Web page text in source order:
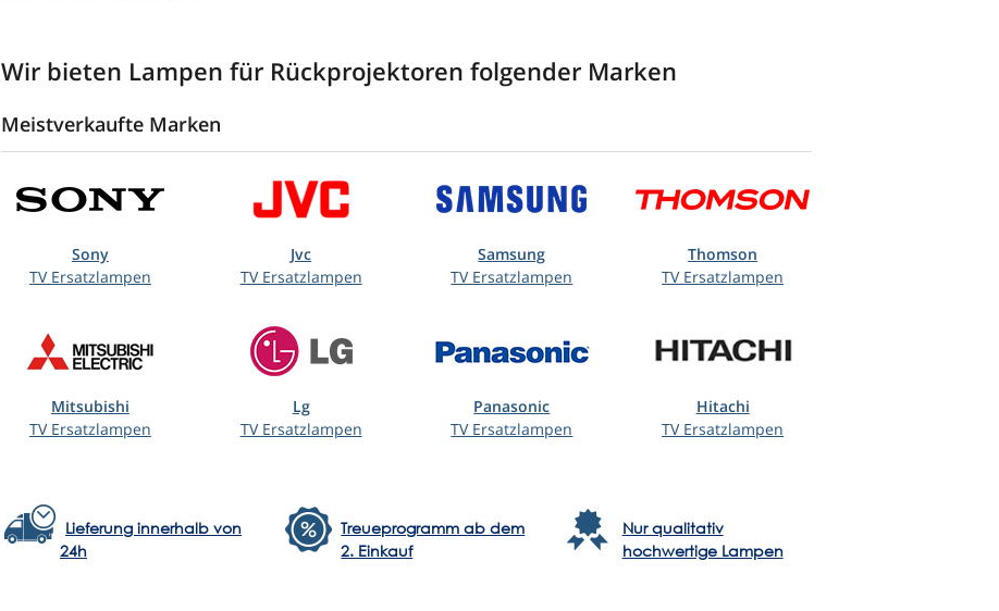
Wir bieten Lampen für Rückprojektoren folgender Marken
Meistverkaufte Marken
Sony
TV Ersatzlampen
Jvc
TV Ersatzlampen
Samsung
TV Ersatzlampen
Thomson
TV Ersatzlampen
Mitsubishi
TV Ersatzlampen
Lg
TV Ersatzlampen
Panasonic
TV Ersatzlampen
Hitachi
TV Ersatzlampen
Lieferung innerhalb von
24h
Treueprogramm ab dem
2. Einkauf
Nur qualitativ
hochwertige Lampen